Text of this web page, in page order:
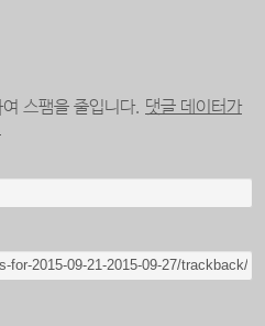
스팸을 줄입니다. 댓글 데이터가